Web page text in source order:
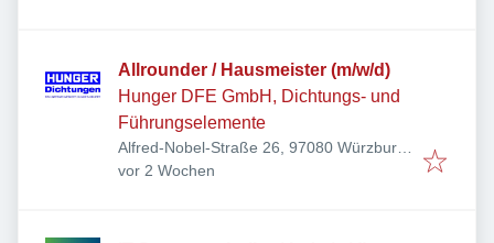
Allrounder / Hausmeister (m/w/d)
Hunger DFE GmbH, Dichtungs- und
Führungselemente
Alfred-Nobel-Straße 26, 97080 Würzburg,
Deutschland
Veröffentlicht:
vor 2 Wochen